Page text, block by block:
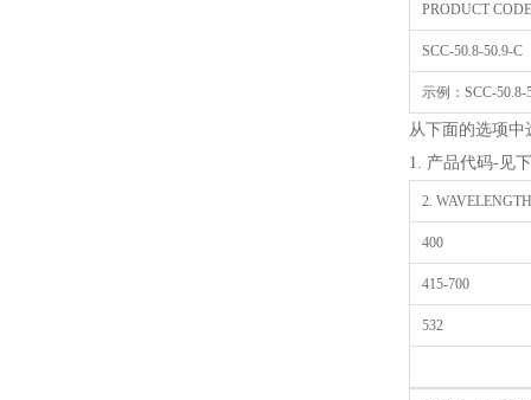
PRODUCT CODE
SCC-50.8-50.9-C
示例：SCC-
从下面的选项
1. 产品代码-见
2.
400
415-700
532